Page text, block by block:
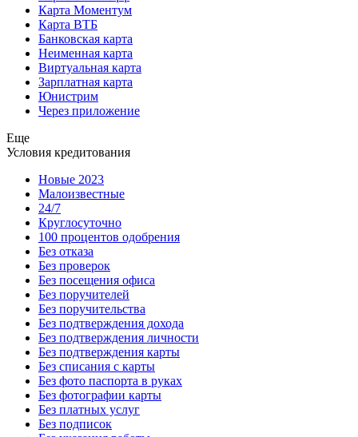
Карта Моментум
Карта ВТБ
Банковская карта
Неименная карта
Виртуальная карта
Зарплатная карта
Юнистрим
Через приложение
Еще
Условия кредитования
Новые 2023
Малоизвестные
24/7
Круглосуточно
100 процентов одобрения
Без отказа
Без проверок
Без посещения офиса
Без поручителей
Без поручительства
Без подтверждения дохода
Без подтверждения личности
Без подтверждения карты
Без списания с карты
Без фото паспорта в руках
Без фотографии карты
Без платных услуг
Без подписок